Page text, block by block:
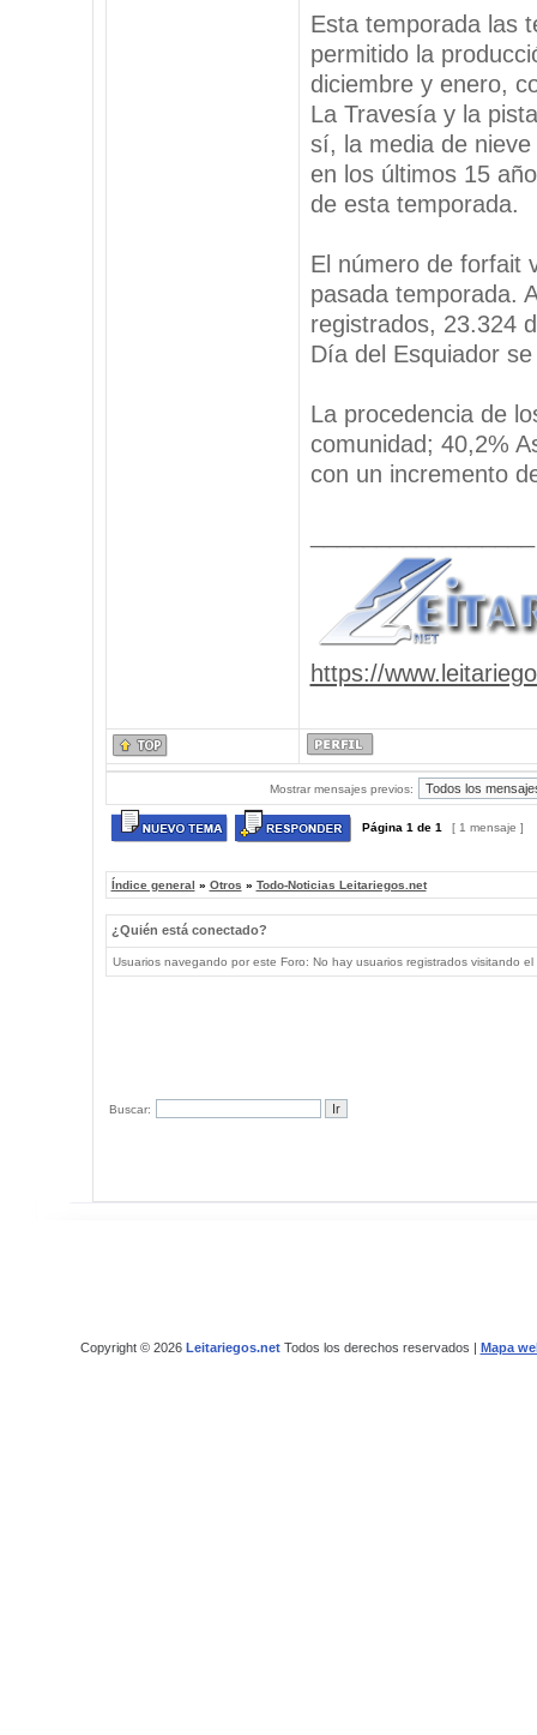
Esta temporada las
permitido la
diciembre y enero,
La Travesía y la
sí, la media de
en los últimos 15
de esta temporada.
El número de forfait
pasada temporada.
registrados, 23.324
Día del Esquiador
La procedencia de
comunidad; 40,2%
con un incremento
https://
Mostrar mensajes previos:
Página 1 de 1 [ 1 mensaje ]
Índice general » Otros » Todo-Noticias Leitariegos.net
¿Quién está conectado?
Usuarios navegando por este Foro: No hay usuarios registrados visitando
Buscar:
Copyright © 2026 Leitariegos.netTodos los derechos reservados | Mapa